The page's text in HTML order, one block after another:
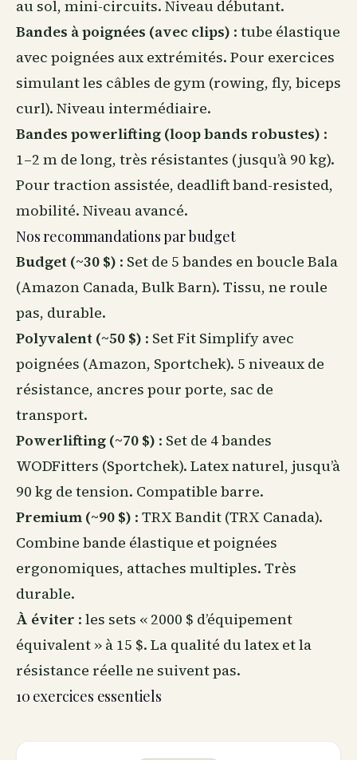
au sol, mini-circuits. Niveau débutant.
Bandes à poignées (avec clips) : tube élastique
avec poignées aux extrémités. Pour exercices
simulant les câbles de gym (rowing, fly, biceps
curl). Niveau intermédiaire.
Bandes powerlifting (loop bands robustes) :
1–2 m de long, très résistantes (jusqu’à 90 kg).
Pour traction assistée, deadlift band-resisted,
mobilité. Niveau avancé.
Nos recommandations par budget
Budget (~30 $) : Set de 5 bandes en boucle Bala
(Amazon Canada, Bulk Barn). Tissu, ne roule
pas, durable.
Polyvalent (~50 $) : Set Fit Simplify avec
poignées (Amazon, Sportchek). 5 niveaux de
résistance, ancres pour porte, sac de
transport.
Powerlifting (~70 $) : Set de 4 bandes
WODFitters (Sportchek). Latex naturel, jusqu’à
90 kg de tension. Compatible barre.
Premium (~90 $) : TRX Bandit (TRX Canada).
Combine bande élastique et poignées
ergonomiques, attaches multiples. Très
durable.
À éviter : les sets « 2000 $ d’équipement
équivalent » à 15 $. La qualité du latex et la
résistance réelle ne suivent pas.
10 exercices essentiels